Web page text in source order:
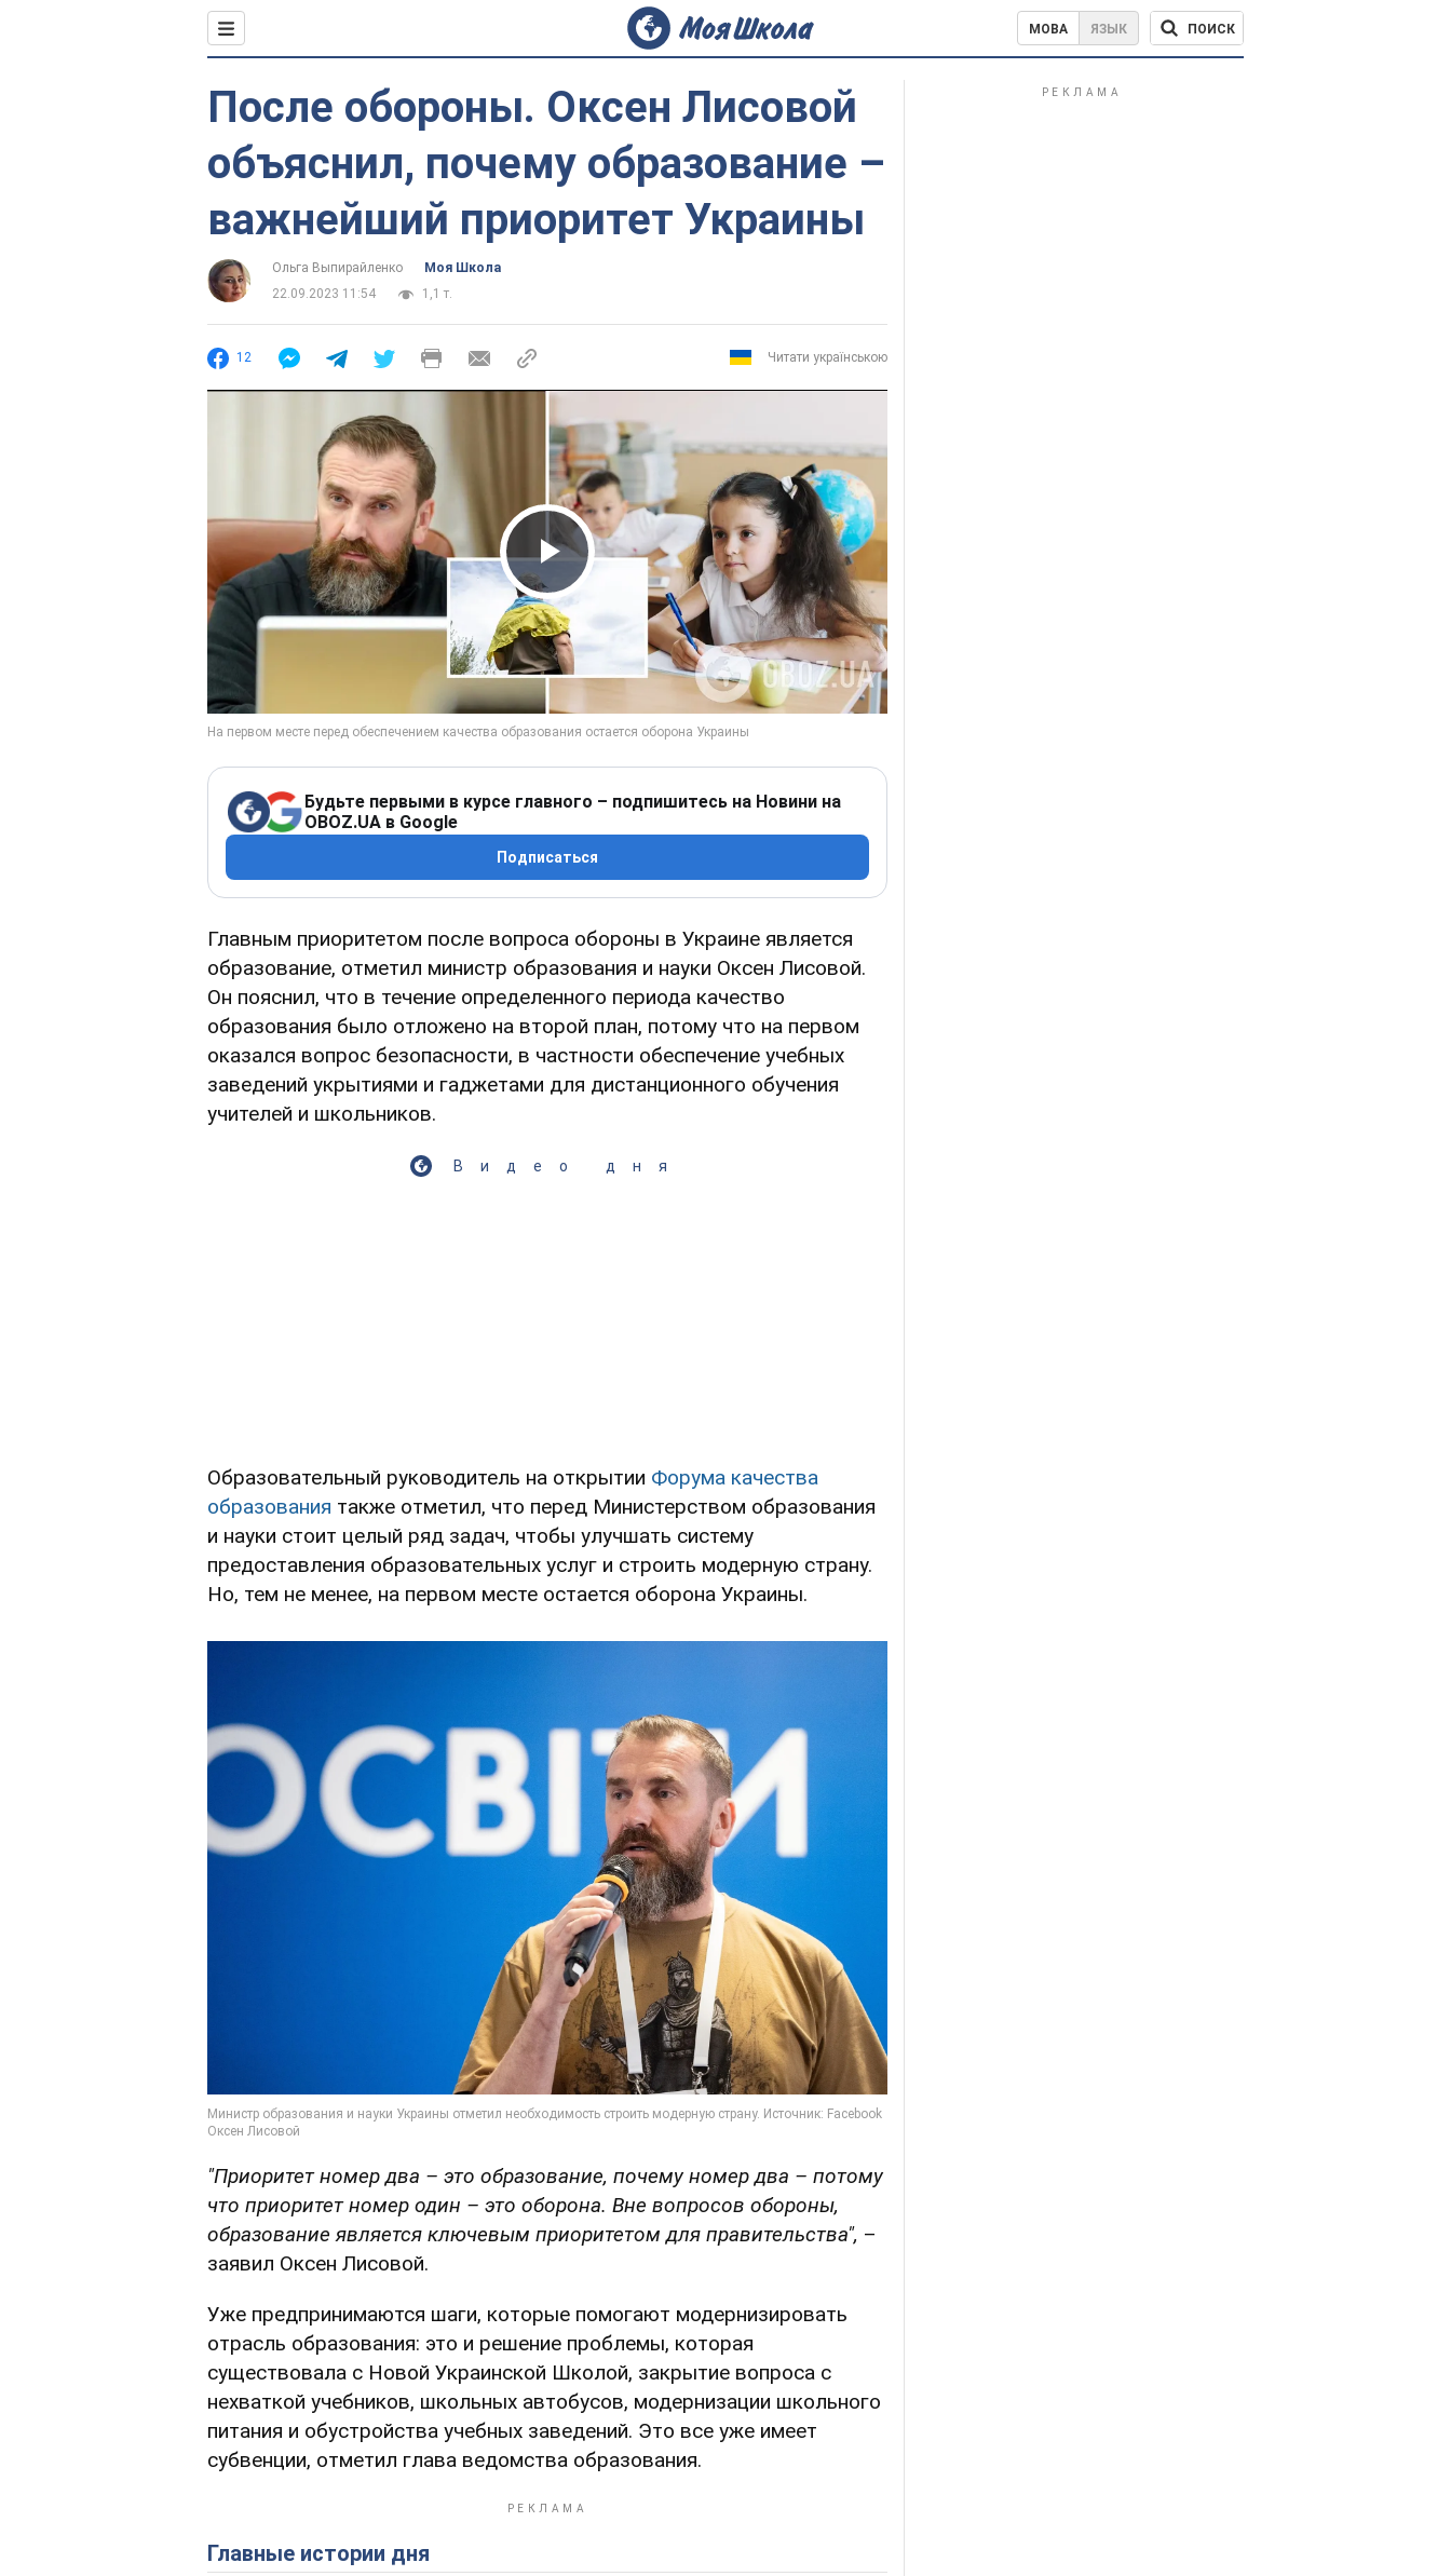
МОВА ЯЗЫК ПОИСК
После обороны. Оксен Лисовой
объяснил, почему образование –
важнейший приоритет Украины
Ольга Выпирайленко
Моя Школа
22.09.2023 11:54
1,1 т.
12 Читати українською
Play Video
Будьте первыми в курсе главного – подпишитесь на Новини на
OBOZ.UA в Google
Подписаться
Главным приоритетом после вопроса обороны в Украине является
образование, отметил министр образования и науки Оксен Лисовой.
Он пояснил, что в течение определенного периода качество
образования было отложено на второй план, потому что на первом
оказался вопрос безопасности, в частности обеспечение учебных
заведений укрытиями и гаджетами для дистанционного обучения
учителей и школьников.
Видео дня
Образовательный руководитель на открытии Форума качества
образования также отметил, что перед Министерством образования
и науки стоит целый ряд задач, чтобы улучшать систему
предоставления образовательных услуг и строить модерную страну.
Но, тем не менее, на первом месте остается оборона Украины.
"Приоритет номер два – это образование, почему номер два – потому
что приоритет номер один – это оборона. Вне вопросов обороны,
образование является ключевым приоритетом для правительства", –
заявил Оксен Лисовой.
Уже предпринимаются шаги, которые помогают модернизировать
отрасль образования: это и решение проблемы, которая
существовала с Новой Украинской Школой, закрытие вопроса с
нехваткой учебников, школьных автобусов, модернизации школьного
питания и обустройства учебных заведений. Это все уже имеет
субвенции, отметил глава ведомства образования.
Главные истории дня